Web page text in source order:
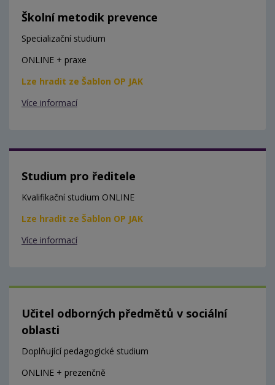
Školní metodik prevence
Specializační studium
ONLINE + praxe
Lze hradit ze Šablon OP JAK
Více informací
Studium pro ředitele
Kvalifikační studium ONLINE
Lze hradit ze Šablon OP JAK
Více informací
Učitel odborných předmětů v sociální
oblasti
Doplňující pedagogické studium
ONLINE + prezenčně